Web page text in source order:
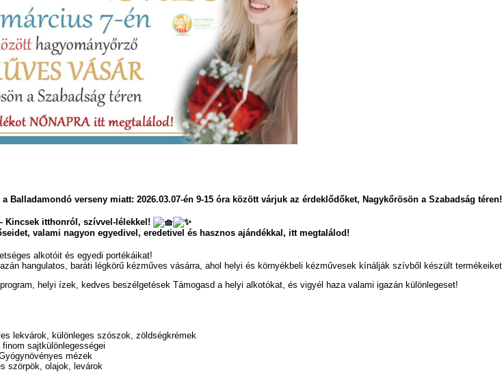
Balladamondó verseny miatt: 2026.03.07-én 9-15 óra között várjuk az érdeklődőket, Nagykőrösön a Szabadság téren!
Kincsek itthonról, szívvel-lélekkel!
valami nagyon egyedivel, eredetivel és hasznos ajándékkal, itt megtalálod!
alkotóit és egyedi portékáikat!
hangulatos, baráti légkörű kézműves vásárra, ahol helyi és környékbeli kézművesek kínálják szívből készült
helyi ízek, kedves beszélgetések Támogasd a helyi alkotókat, és vigyél haza valami igazán különlegeset!
lekvárok, különleges szószok, zöldségkrémek
sajtkülönlegességei
mézek
szörpök, olajok, levárok